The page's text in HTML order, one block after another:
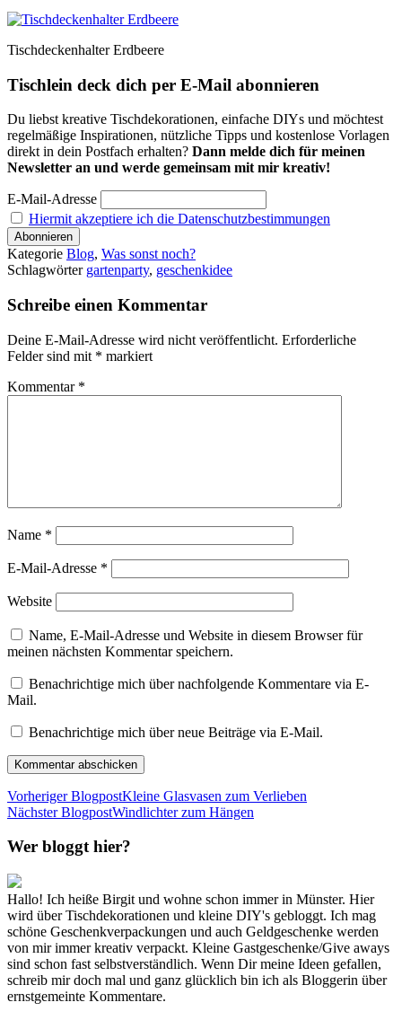
Tischdeckenhalter Erdbeere
Tischlein deck dich per E-Mail abonnieren
Du liebst kreative Tischdekorationen, einfache DIYs und möchtest
regelmäßige Inspirationen, nützliche Tipps und kostenlose Vorlagen
direkt in dein Postfach erhalten? Dann melde dich für meinen
Newsletter an und werde gemeinsam mit mir kreativ!
E-Mail-Adresse
Hiermit akzeptiere ich die Datenschutzbestimmungen
Kategorie Blog, Was sonst noch?
Schlagwörter gartenparty, geschenkidee
Schreibe einen Kommentar
Deine E-Mail-Adresse wird nicht veröffentlicht. Erforderliche
Felder sind mit * markiert
Kommentar *
Name *
E-Mail-Adresse *
Website
Name, E-Mail-Adresse und Website in diesem Browser für
meinen nächsten Kommentar speichern.
Benachrichtige mich über nachfolgende Kommentare via E-
Mail.
Benachrichtige mich über neue Beiträge via E-Mail.
Vorheriger BlogpostKleine Glasvasen zum Verlieben
Nächster BlogpostWindlichter zum Hängen
Wer bloggt hier?
Hallo! Ich heiße Birgit und wohne schon immer in Münster. Hier
wird über Tischdekorationen und kleine DIY's gebloggt. Ich mag
schöne Geschenkverpackungen und auch Geldgeschenke werden
von mir immer kreativ verpackt. Kleine Gastgeschenke/Give aways
sind schon fast selbstverständlich. Wenn Dir meine Ideen gefallen,
schreib mir doch mal und ganz glücklich bin ich als Bloggerin über
ernstgemeinte Kommentare.